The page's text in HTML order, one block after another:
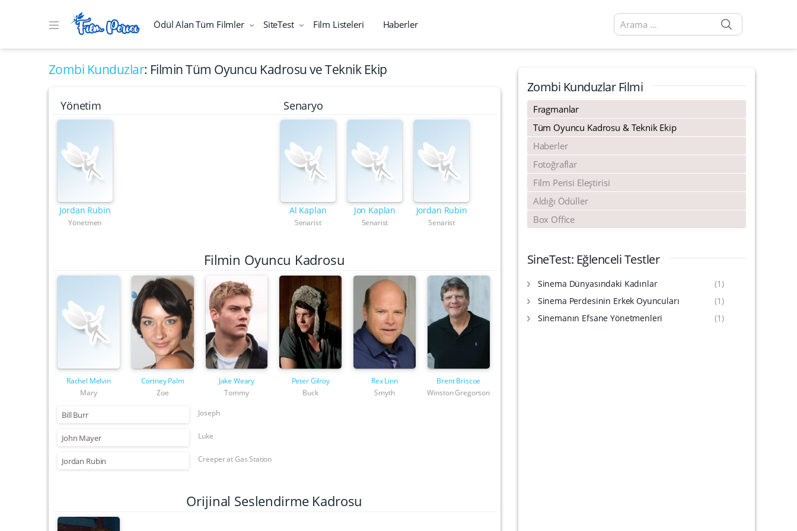
Ödül Alan Tüm Filmler SiteTest Film Listeleri Haberler
Arama sonuçları:
Zombi Kunduzlar: Filmin Tüm Oyuncu Kadrosu ve Teknik Ekip
Yönetim
Jordan Rubin
Yönetmen
Senaryo
Al Kaplan
Senarist
Jon Kaplan
Senarist
Jordan Rubin
Senarist
Filmin Oyuncu Kadrosu
Rachel Melvin
Mary
Cortney Palm
Zoe
Jake Weary
Tommy
Peter Gilroy
Buck
Rex Linn
Smyth
Brent Briscoe
Winston Gregorson
Bill Burr Joseph
John Mayer Luke
Jordan Rubin Creeper at Gas Station
Orijinal Seslendirme Kadrosu
Zombi Kunduzlar Filmi
Fragmanlar
Tüm Oyuncu Kadrosu & Teknik Ekip
Haberler
Fotoğraflar
Film Perisi Eleştirisi
Aldığı Ödüller
Box Office
SineTest: Eğlenceli Testler
Sinema Dünyasındaki Kadınlar
(1)
Sinema Perdesinin Erkek Oyuncuları
(1)
Sinemanın Efsane Yönetmenleri
(1)